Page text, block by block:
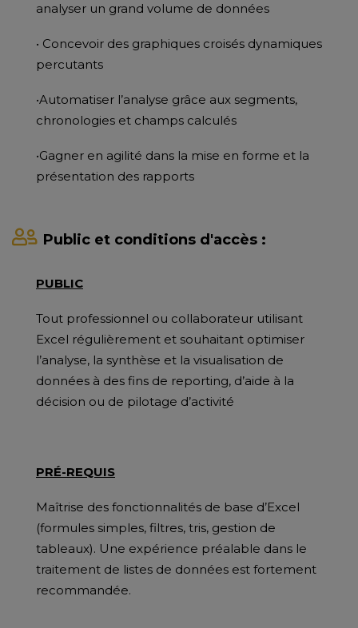
analyser un grand volume de données
• Concevoir des graphiques croisés dynamiques
percutants
•Automatiser l’analyse grâce aux segments,
chronologies et champs calculés
•Gagner en agilité dans la mise en forme et la
présentation des rapports
Public et conditions d'accès :
PUBLIC
Tout professionnel ou collaborateur utilisant
Excel régulièrement et souhaitant optimiser
l’analyse, la synthèse et la visualisation de
données à des fins de reporting, d’aide à la
décision ou de pilotage d’activité
PRÉ-REQUIS
Maîtrise des fonctionnalités de base d’Excel
(formules simples, filtres, tris, gestion de
tableaux). Une expérience préalable dans le
traitement de listes de données est fortement
recommandée.